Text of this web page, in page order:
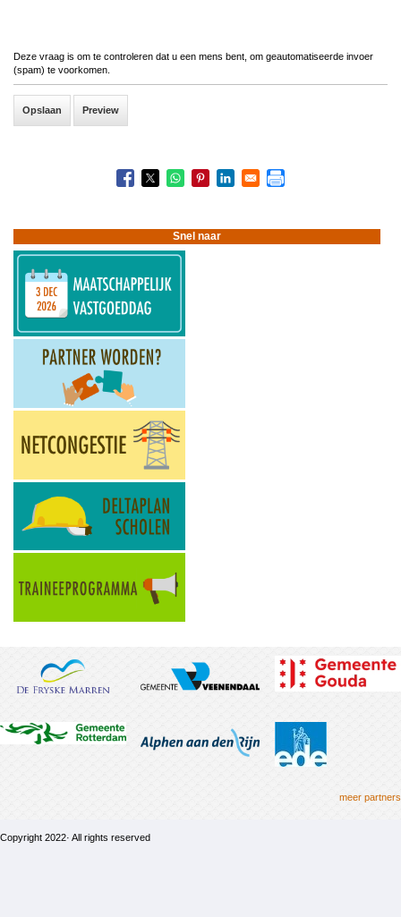
Deze vraag is om te controleren dat u een mens bent, om geautomatiseerde invoer
(spam) te voorkomen.
Snel naar
meer partners
Copyright 2022· All rights reserved